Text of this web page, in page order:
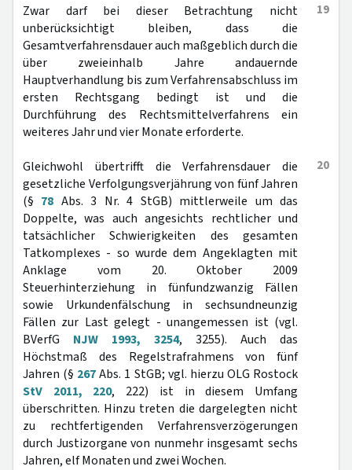
19
Zwar darf bei dieser Betrachtung nicht
unberücksichtigt bleiben, dass die
Gesamtverfahrensdauer auch maßgeblich durch die
über zweieinhalb Jahre andauernde
Hauptverhandlung bis zum Verfahrensabschluss im
ersten Rechtsgang bedingt ist und die
Durchführung des Rechtsmittelverfahrens ein
weiteres Jahr und vier Monate erforderte.
20
Gleichwohl übertrifft die Verfahrensdauer die
gesetzliche Verfolgungsverjährung von fünf Jahren
(§ 78 Abs. 3 Nr. 4 StGB) mittlerweile um das
Doppelte, was auch angesichts rechtlicher und
tatsächlicher Schwierigkeiten des gesamten
Tatkomplexes - so wurde dem Angeklagten mit
Anklage vom 20. Oktober 2009
Steuerhinterziehung in fünfundzwanzig Fällen
sowie Urkundenfälschung in sechsundneunzig
Fällen zur Last gelegt - unangemessen ist (vgl.
BVerfG NJW 1993, 3254, 3255). Auch das
Höchstmaß des Regelstrafrahmens von fünf
Jahren (§ 267Abs. 1 StGB; vgl. hierzu OLG Rostock
StV 2011, 220, 222) ist in diesem Umfang
überschritten. Hinzu treten die dargelegten nicht
zu rechtfertigenden Verfahrensverzögerungen
durch Justizorgane von nunmehr insgesamt sechs
Jahren, elf Monaten und zwei Wochen.